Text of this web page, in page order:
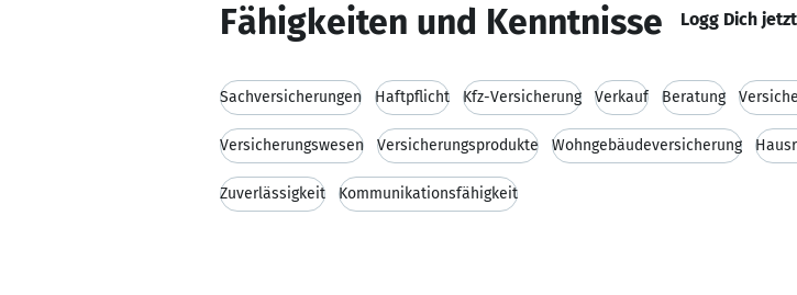
Fähigkeiten und Kenntnisse Logg Dich
Sachversicherungen Haftpflicht Kfz-Versicherung Verkauf Beratung
Versicherungswesen Versicherungsprodukte Wohngebäudeversicherung
Zuverlässigkeit Kommunikationsfähigkeit